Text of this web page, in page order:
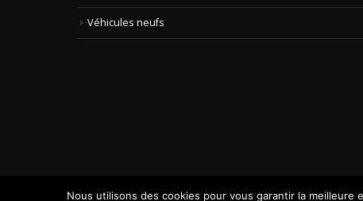
Véhicules neufs
Nous utilisons des cookies pour vous garantir la